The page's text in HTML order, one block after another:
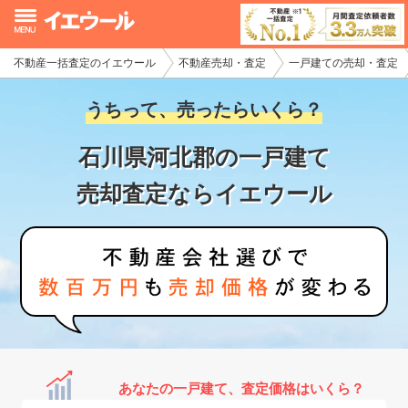
不動産一括査定のイエウール 不動産売却・査定 一戸建ての売却・査定
うちって、売ったらいくら？
石川県河北郡の一戸建て
売却査定ならイエウール
あなたの一戸建て、査定価格はいくら？
イエウール加盟希望の不動産会社様
初めての方へ
不動産売却の流れ
不動産の売却・一括査定
家査定シミュレーター
お問い合わせ